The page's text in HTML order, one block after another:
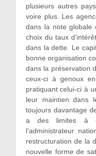
plusieurs autres
voire plus. Les
dans la note globale
choix du taux
dans la dette. Le
bonne organisation
dans la préservation
ceux-ci à genoux
pratiquant celui-ci à
leur maintien dans
toujours davantage
a des limites à
l’administrateur
restructuration de la
nouvelle forme de